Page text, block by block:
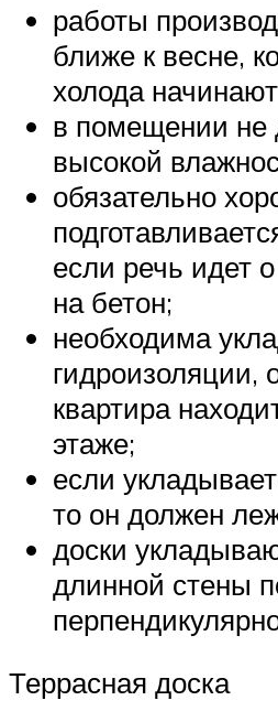
работы
ближе к весне,
холода
в помещении не
высокой
обязательно
если речь идет
на бетон;
необходима
гидроизоляции,
квартира
этаже;
если
то он должен
доски
длинной стены
Террасная доска